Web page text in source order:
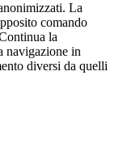
La
comando
la
navigazione in
diversi da quelli